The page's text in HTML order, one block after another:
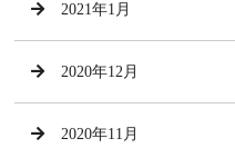
2021年1月
2020年12月
2020年11月